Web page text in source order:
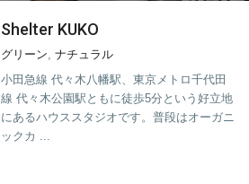
Shelter KUKO
グリーン ,ナチュラル
小田急線 代々木八幡駅、東京メトロ千代田
線 代々木公園駅ともに徒歩5分という好立地
にあるハウススタジオです。普段はオーガニ
ックカ ...